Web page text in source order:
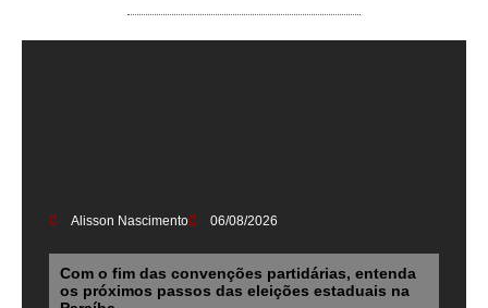
Alisson Nascimento 06/08/2026
Com o fim das convenções partidárias, entenda
os próximos passos das eleições estaduais na